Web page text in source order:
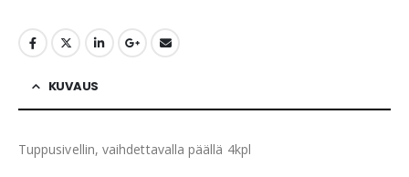
KUVAUS
Tuppusivellin, vaihdettavalla päällä 4kpl